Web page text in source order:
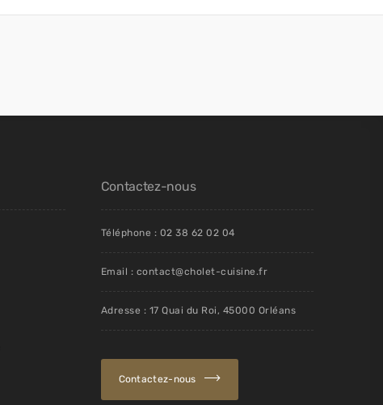
Contactez-nous
Téléphone : 02 38 62 02 04
Email : contact@cholet-cuisine.fr
Adresse : 17 Quai du Roi, 45000 Orléans
Contactez-nous